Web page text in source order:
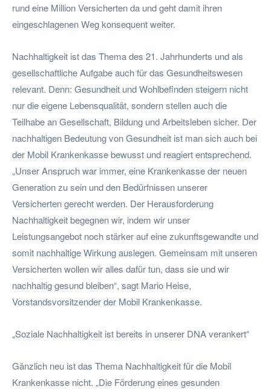
rund eine Million Versicherten da und geht damit ihren
eingeschlagenen Weg konsequent weiter.
Nachhaltigkeit ist das Thema des 21. Jahrhunderts und als
gesellschaftliche Aufgabe auch für das Gesundheitswesen
relevant. Denn: Gesundheit und Wohlbefinden steigern nicht
nur die eigene Lebensqualität, sondern stellen auch die
Teilhabe an Gesellschaft, Bildung und Arbeitsleben sicher. Der
nachhaltigen Bedeutung von Gesundheit ist man sich auch bei
der Mobil Krankenkasse bewusst und reagiert entsprechend.
„Unser Anspruch war immer, eine Krankenkasse der neuen
Generation zu sein und den Bedürfnissen unserer
Versicherten gerecht werden. Der Herausforderung
Nachhaltigkeit begegnen wir, indem wir unser
Leistungsangebot noch stärker auf eine zukunftsgewandte und
somit nachhaltige Wirkung auslegen. Gemeinsam mit unseren
Versicherten wollen wir alles dafür tun, dass sie und wir
nachhaltig gesund bleiben“, sagt Mario Heise,
Vorstandsvorsitzender der Mobil Krankenkasse.
„Soziale Nachhaltigkeit ist bereits in unserer DNA verankert“
Gänzlich neu ist das Thema Nachhaltigkeit für die Mobil
Krankenkasse nicht. „Die Förderung eines gesunden